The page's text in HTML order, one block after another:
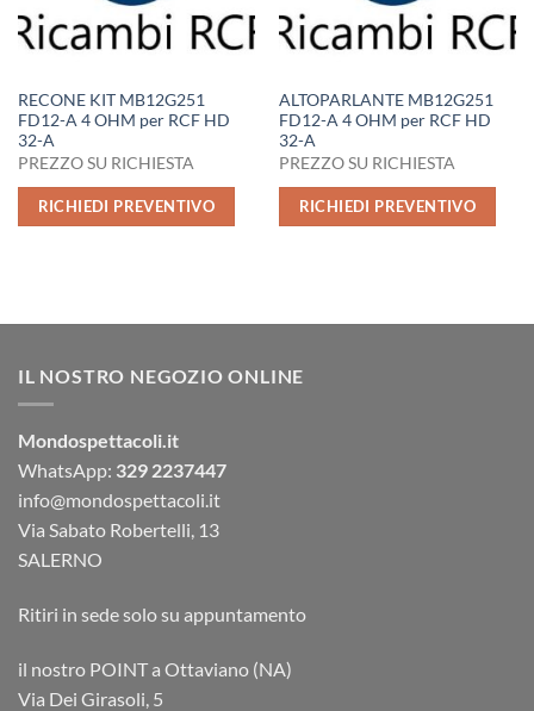
RECONE KIT MB12G251
FD12-A 4 OHM per RCF HD
32-A
PREZZO SU RICHIESTA
RICHIEDI PREVENTIVO
ALTOPARLANTE MB12G251
FD12-A 4 OHM per RCF HD
32-A
PREZZO SU RICHIESTA
RICHIEDI PREVENTIVO
IL NOSTRO NEGOZIO ONLINE
Mondospettacoli.it
WhatsApp: 329 2237447
info@mondospettacoli.it
Via Sabato Robertelli, 13
SALERNO
Ritiri in sede solo su appuntamento
il nostro POINT a Ottaviano (NA)
Via Dei Girasoli, 5